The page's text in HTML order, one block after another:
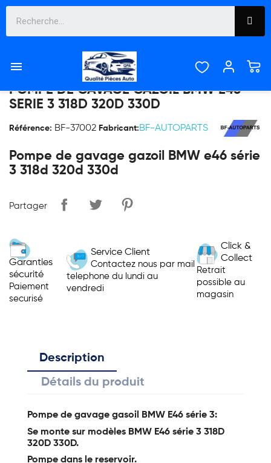

POMPE DE GAVAGE GAZOIL BMW E46
SERIE 3 318D 320D 330D
Référence: BF-37002 Fabricant: BF-AUTOPARTS
Pompe de gavage gazoil BMW e46 série
3 318d 320d 330d
Partager
Garanties
sécurité
Paiement
securisé
Service Client
Contactez nous par mail
telephone du lundi au
vendredi
Click &
Collect
Retrait
possible au
magasin
Description
Détails du produit
Pompe de gavage gasoil BMW E46 série 3:
Se monte sur modèles BMW E46 série 3 318D
320D 330D.
Pompe dans le reservoir.